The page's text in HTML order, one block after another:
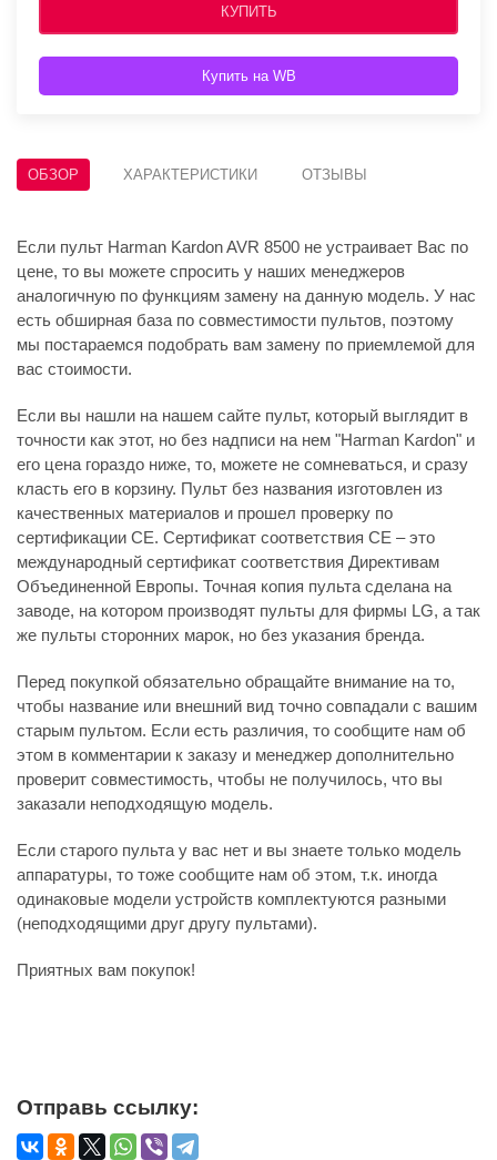
КУПИТЬ
Купить на WB
ОБЗОР ХАРАКТЕРИСТИКИ ОТЗЫВЫ
Если пульт Harman Kardon AVR 8500 не устраивает Вас по
цене, то вы можете спросить у наших менеджеров
аналогичную по функциям замену на данную модель. У нас
есть обширная база по совместимости пультов, поэтому
мы постараемся подобрать вам замену по приемлемой для
вас стоимости.
Если вы нашли на нашем сайте пульт, который выглядит в
точности как этот, но без надписи на нем "Harman Kardon" и
его цена гораздо ниже, то, можете не сомневаться, и сразу
класть его в корзину. Пульт без названия изготовлен из
качественных материалов и прошел проверку по
сертификации CE. Сертификат соответствия СЕ – это
международный сертификат соответствия Директивам
Объединенной Европы. Точная копия пульта сделана на
заводе, на котором производят пульты для фирмы LG, а так
же пульты сторонних марок, но без указания бренда.
Перед покупкой обязательно обращайте внимание на то,
чтобы название или внешний вид точно совпадали с вашим
старым пультом. Если есть различия, то сообщите нам об
этом в комментарии к заказу и менеджер дополнительно
проверит совместимость, чтобы не получилось, что вы
заказали неподходящую модель.
Если старого пульта у вас нет и вы знаете только модель
аппаратуры, то тоже сообщите нам об этом, т.к. иногда
одинаковые модели устройств комплектуются разными
(неподходящими друг другу пультами).
Приятных вам покупок!
Отправь ссылку: